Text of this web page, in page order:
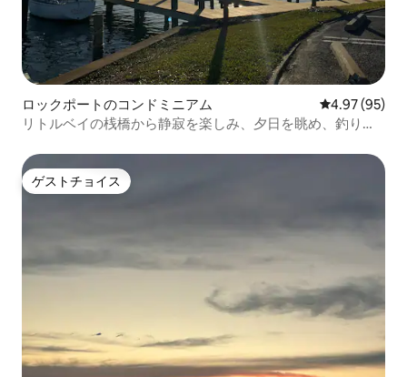
ロックポートのコンドミニアム レビュー95
4.97 (95)
リトルベイの桟橋から静寂を楽しみ、夕日を眺め、釣りを
ゲストチョイス
ゲストチョイス